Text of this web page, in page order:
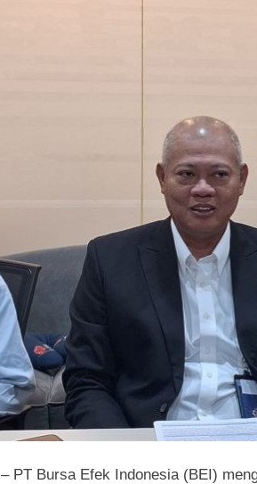
– PT Bursa Efek Indonesia (BEI)